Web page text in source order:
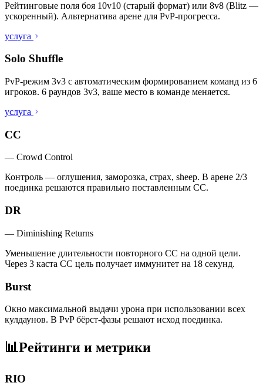
Рейтинговые поля боя 10v10 (старый формат) или 8v8 (Blitz —
ускоренный). Альтернатива арене для PvP-прогресса.
услуга
Solo Shuffle
PvP-режим 3v3 с автоматическим формированием команд из 6
игроков. 6 раундов 3v3, ваше место в команде меняется.
услуга
CC
— Crowd Control
Контроль — оглушения, заморозка, страх, sheep. В арене 2/3
поединка решаются правильно поставленным CC.
DR
— Diminishing Returns
Уменьшение длительности повторного CC на одной цели.
Через 3 каста CC цель получает иммунитет на 18 секунд.
Burst
Окно максимальной выдачи урона при использовании всех
кулдаунов. В PvP бёрст-фазы решают исход поединка.
📊Рейтинги и метрики
RIO